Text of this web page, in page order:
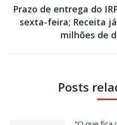
Prazo de entrega do
sexta-feira; Receita
milhões de
Posts